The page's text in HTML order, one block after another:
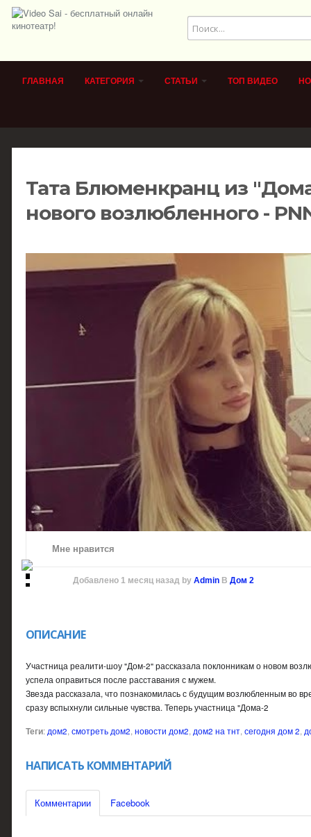
ГЛАВНАЯ КАТЕГОРИЯ СТАТЬИ ТОП ВИДЕО
Тата Блюменкранц из
нового возлюбленного -
Мне нравится
Добавлено 1 месяц назад byAdmin ВДом 2
ОПИСАНИЕ
Участница реалити-шоу "Дом-2" рассказала поклонникам о новом
успела оправиться после расставания с мужем.
Звезда рассказала, что познакомилась с будущим возлюбленным во
сразу вспыхнули сильные чувства. Теперь участница "Дома-2
Теги: дом2, смотреть дом2, новости дом2, дом2 на тнт, сегодня дом 2,
НАПИСАТЬ КОММЕНТАРИЙ
Комментарии Facebook